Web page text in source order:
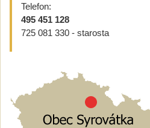
Telefon:
495 451 128
725 081 330 - starosta